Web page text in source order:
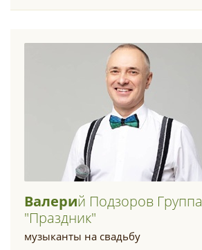
ВалериЙ Подзоров Группа
"праздник"
музыканты на свадьбу